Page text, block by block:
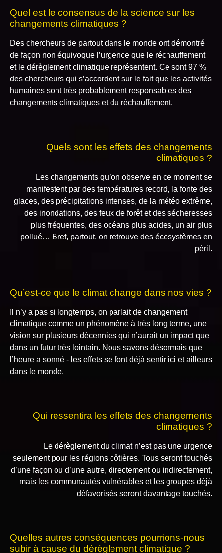
Quel est le consensus de la science sur les
changements climatiques ?
Des chercheurs de partout dans le monde ont démontré
de façon non équivoque l’urgence que le réchauffement
et le dérèglement climatique représentent. Ce sont 97 %
des chercheurs qui s’accordent sur le fait que les activités
humaines sont très probablement responsables des
changements climatiques et du réchauffement.
Quels sont les effets des changements
climatiques ?
Les changements qu’on observe en ce moment se
manifestent par des températures record, la fonte des
glaces, des précipitations intenses, de la météo extrême,
des inondations, des feux de forêt et des sécheresses
plus fréquentes, des océans plus acides, un air plus
pollué… Bref, partout, on retrouve des écosystèmes en
péril.
Qu’est-ce que le climat change dans nos vies ?
Il n’y a pas si longtemps, on parlait de changement
climatique comme un phénomène à très long terme, une
vision sur plusieurs décennies qui n’aurait un impact que
dans un futur très lointain. Nous savons désormais que
l’heure a sonné - les effets se font déjà sentir ici et ailleurs
dans le monde.
Qui ressentira les effets des changements
climatiques ?
Le dérèglement du climat n’est pas une urgence
seulement pour les régions côtières. Tous seront touchés
d’une façon ou d’une autre, directement ou indirectement,
mais les communautés vulnérables et les groupes déjà
défavorisés seront davantage touchés.
Quelles autres conséquences pourrions-nous
subir à cause du dérèglement climatique ?